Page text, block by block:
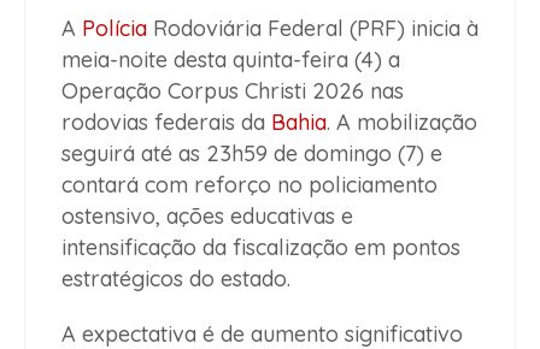
A Polícia Rodoviária Federal (PRF) inicia à
meia-noite desta quinta-feira (4) a
Operação Corpus Christi 2026 nas
rodovias federais da Bahia. A mobilização
seguirá até as 23h59 de domingo (7) e
contará com reforço no policiamento
ostensivo, ações educativas e
intensificação da fiscalização em pontos
estratégicos do estado.
A expectativa é de aumento significativo